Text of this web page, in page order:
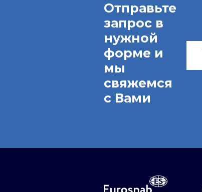
Отправьте
запрос в
нужной
форме и
мы
свяжемся
с Вами